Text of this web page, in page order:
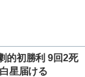
的初勝利 9回2死
星届ける